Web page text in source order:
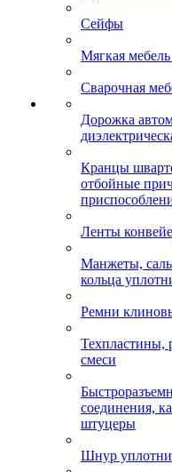
Сейфы
Мягкая
Сварочная
Дорожка
Кранцы
отбойные
Ленты
Манжеты,
кольца
Ремни
Техпластины,
смеси
соединения,
штуцеры
Шнур